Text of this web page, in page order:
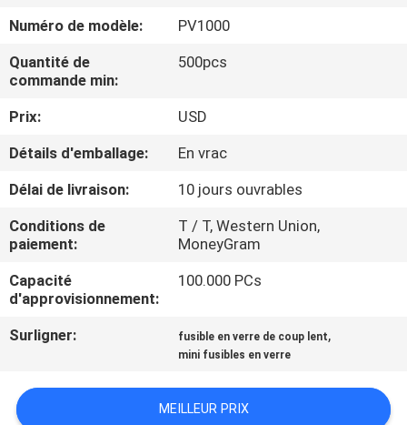
AU
SUJET
DE
NOUS
VISITE
D'USINE
CONTRÔLE
DE
NOUS
Numéro de modèle:
PV1000
Quantité de
commande min:
500pcs
Prix:
USD
Détails d'emballage:
En vrac
Délai de livraison:
10 jours ouvrables
Conditions de
paiement:
T / T, Western Union,
MoneyGram
Capacité
d'approvisionnement:
100.000 PCs
Surligner: fusible en verre de coup lent,
mini fusibles en verre
MEILLEUR PRIX